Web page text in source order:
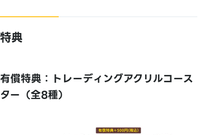
特典
有償特典：トレーディングアクリルコース
ター（全8種）